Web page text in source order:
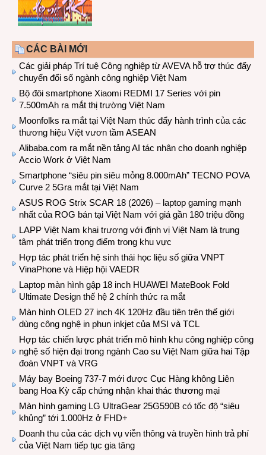
CÁC BÀI MỚI
Các giải pháp Trí tuệ Công nghiệp từ AVEVA hỗ trợ thúc đẩy
chuyển đổi số ngành công nghiệp Việt Nam
Bộ đôi smartphone Xiaomi REDMI 17 Series với pin
7.500mAh ra mắt thị trường Việt Nam
Moonfolks ra mắt tại Việt Nam thúc đẩy hành trình của các
thương hiệu Việt vươn tầm ASEAN
Alibaba.com ra mắt nền tảng AI tác nhân cho doanh nghiệp
Accio Work ở Việt Nam
Smartphone “siêu pin siêu mỏng 8.000mAh” TECNO POVA
Curve 2 5Gra mắt tại Việt Nam
ASUS ROG Strix SCAR 18 (2026) – laptop gaming mạnh
nhất của ROG bán tại Việt Nam với giá gần 180 triệu đồng
LAPP Việt Nam khai trương với định vị Việt Nam là trung
tâm phát triển trọng điểm trong khu vực
Hợp tác phát triển hệ sinh thái học liệu số giữa VNPT
VinaPhone và Hiệp hội VAEDR
Laptop màn hình gập 18 inch HUAWEI MateBook Fold
Ultimate Design thế hệ 2 chính thức ra mắt
Màn hình OLED 27 inch 4K 120Hz đầu tiên trên thế giới
dùng công nghệ in phun inkjet của MSI và TCL
Hợp tác chiến lược phát triển mô hình khu công nghiệp công
nghệ số hiện đại trong ngành Cao su Việt Nam giữa hai Tập
đoàn VNPT và VRG
Máy bay Boeing 737-7 mới được Cục Hàng không Liên
bang Hoa Kỳ cấp chứng nhận khai thác thương mại
Màn hình gaming LG UltraGear 25G590B có tốc độ “siêu
khủng” tới 1.000Hz ở FHD+
Doanh thu của các dịch vụ viễn thông và truyền hình trả phí
của Việt Nam tiếp tục gia tăng